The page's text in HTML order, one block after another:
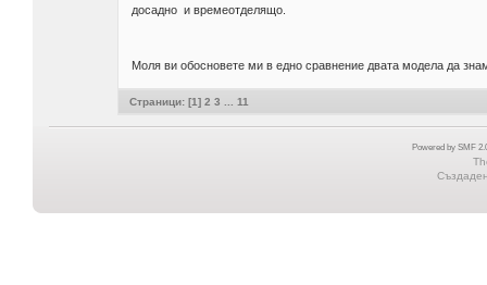
досадно и времеотделящо.
Моля ви обосновете ми в едно сравнение двата модела да
Страници: [1] 2 3 11
Powered by SMF